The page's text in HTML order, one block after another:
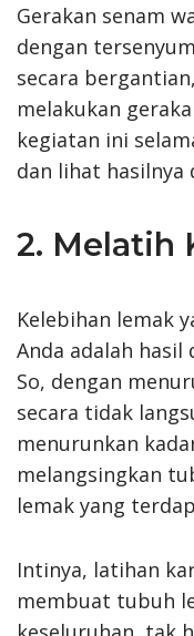
Gerakan senam
dengan
secara
melakukan
kegiatan ini
dan lihat hasilnya
2. Melatih
Kelebihan lemak
Anda adalah
So, dengan
secara tidak
menurunkan
melangsingkan
lemak yang
Intinya, latihan
membuat tubuh